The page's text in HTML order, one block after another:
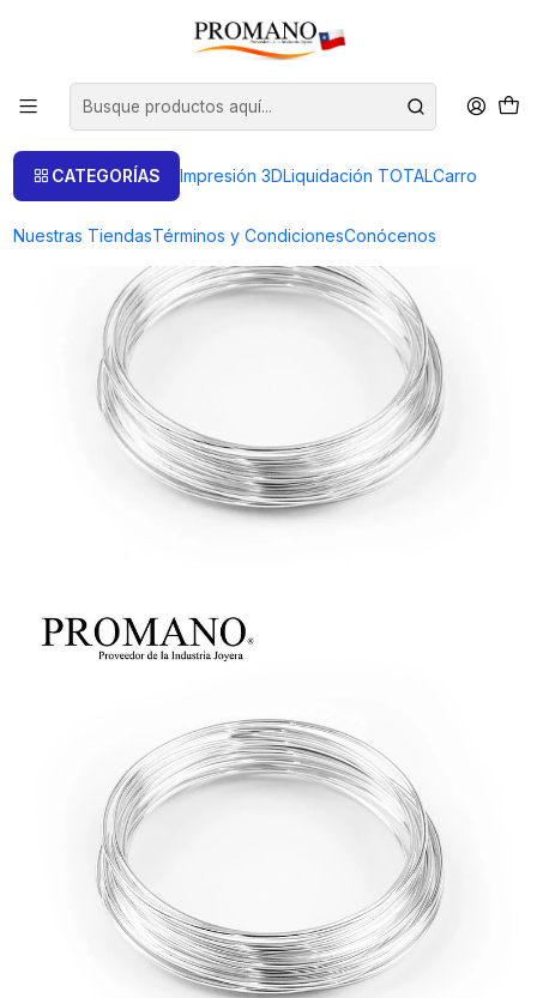
CATEGORÍAS Impresión 3DLiquidación TOTALCarro
Nuestras TiendasTérminos y CondicionesConócenos
Semielaborados Plata
ALAMBRE REDONDO DIAMETRO 1.5 - (25GRS.)